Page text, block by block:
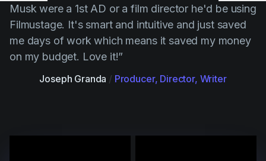
Musk were a 1st AD or a film director he'd be using
Filmustage. It's smart and intuitive and just saved
me days of work which means it saved my money
on my budget. Love it!”
Joseph Granda / Producer, Director, Writer